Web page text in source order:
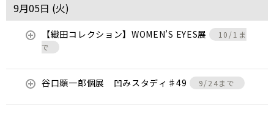
9月05日 (火)
【織田コレクション】WOMEN’S EYES展
10/1ま
で
谷口顕一郎個展 凹みスタディ♯49 9/24まで